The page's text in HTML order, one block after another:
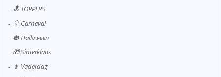
🔝 TOPPERS
🎈 Carnaval
🎃 Halloween
🎁 Sinterklaas
👨 Vaderdag